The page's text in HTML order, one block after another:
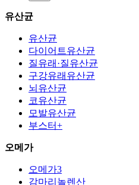
유산균
유산균
다이어트유산균
질유래·질유산균
구강유래유산균
뇌유산균
코유산균
모발유산균
부스터+
오메가
오메가3
감마리놀렌산